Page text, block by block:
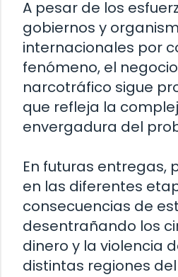
A pesar de los
gobiernos y
internacionales por
fenómeno, el
narcotráfico sigue
que refleja la
envergadura del
En futuras entregas,
en las diferentes
consecuencias de
desentrañando los
dinero y la violencia
distintas regiones